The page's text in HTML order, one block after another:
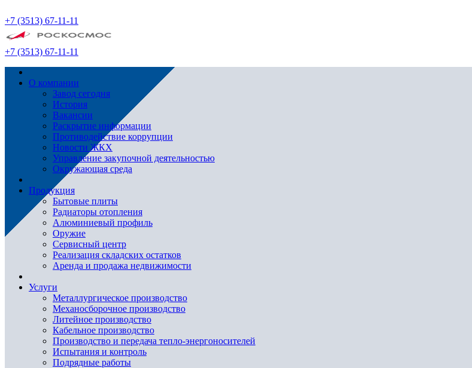
+7 (3513) 67-11-11
+7 (3513) 67-11-11
О компании
Завод сегодня
История
Вакансии
Раскрытие информации
Противодействие коррупции
Новости ЖКХ
Управление закупочной деятельностью
Окружающая среда
Продукция
Бытовые плиты
Радиаторы отопления
Алюминиевый профиль
Оружие
Сервисный центр
Реализация складских остатков
Аренда и продажа недвижимости
Услуги
Металлургическое производство
Механосборочное производство
Литейное производство
Кабельное производство
Производство и передача тепло-энергоносителей
Испытания и контроль
Подрядные работы